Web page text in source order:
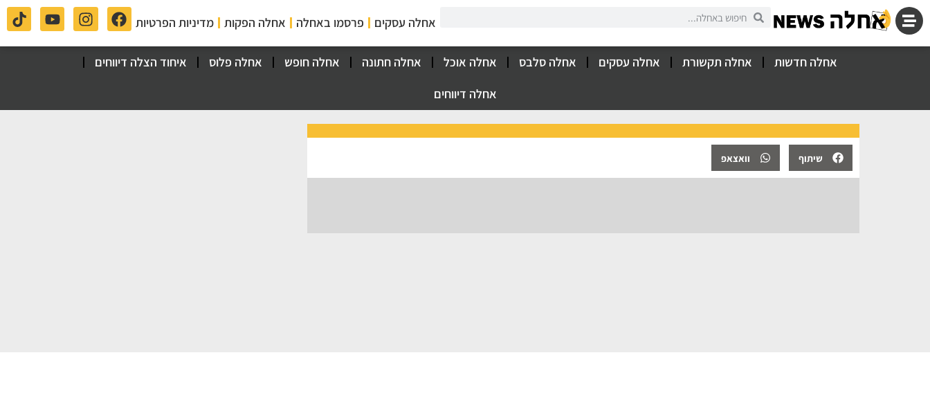
אחלה עסקים פרסמו באחלה אחלה הפקות מדיניות הפרטיות
אחלה חדשות אחלה תקשורת אחלה עסקים אחלה סלבס אחלה אוכל אחלה חתונה אחלה חופש אחלה פלוס
איחוד הצלה דיווחים
אחלה דיווחים
שיתוף וואצאפ